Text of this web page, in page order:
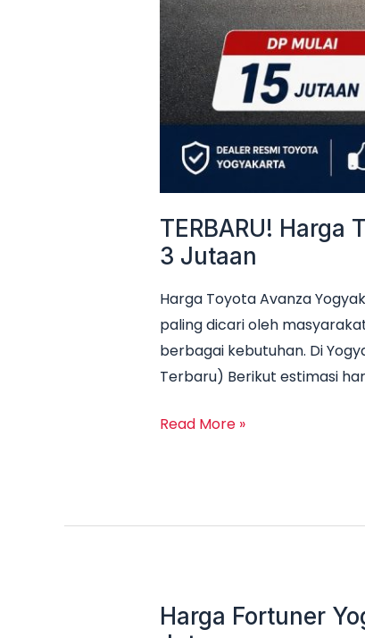
TERBARU! Harga
3 Jutaan
Harga Toyota Avanza
paling dicari oleh
berbagai kebutuhan. Di
Terbaru) Berikut estimasi
Read More »
Harga Fortuner
Harga